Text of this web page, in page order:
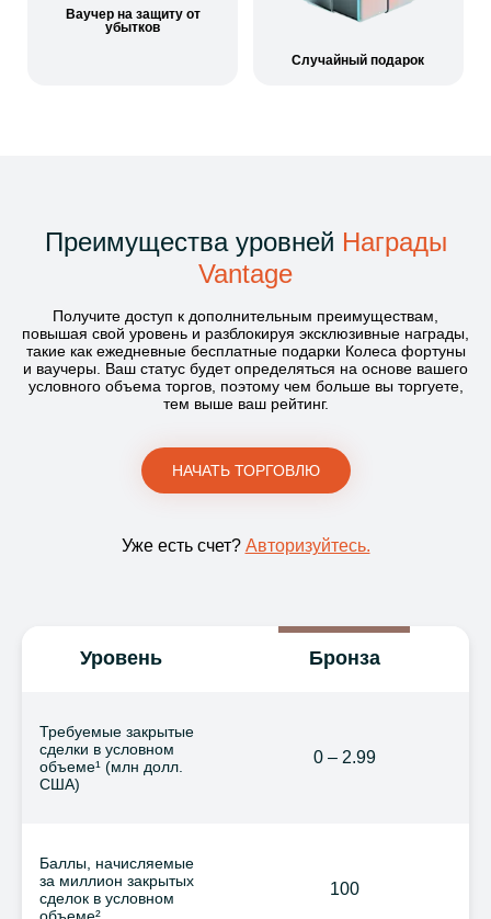
Ваучер на защиту от
убытков
Случайный подарок
Преимущества уровней Награды
Vantage
Получите доступ к дополнительным преимуществам,
повышая свой уровень и разблокируя эксклюзивные награды,
такие как ежедневные бесплатные подарки Колеса фортуны
и ваучеры. Ваш статус будет определяться на основе вашего
условного объема торгов, поэтому чем больше вы торгуете,
тем выше ваш рейтинг.
НАЧАТЬ ТОРГОВЛЮ
Уже есть счет? Авторизуйтесь.
Уровень
Требуемые закрытые
сделки в условном
объеме¹ (млн долл.
США)
Баллы, начисляемые
за миллион закрытых
сделок в условном
Бронза
0 – 2.99
100